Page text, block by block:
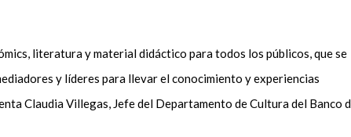
literatura y material didáctico para todos los públicos, que se
y líderes para llevar el conocimiento y experiencias
Claudia Villegas, Jefe del Departamento de Cultura del Banco